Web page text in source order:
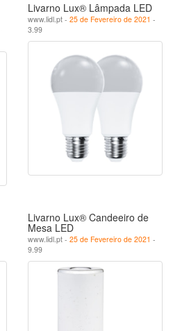
Livarno Lux® Lâmpada LED
www.lidl.pt - 25 de Fevereiro de 2021 -
3.99
Livarno Lux® Candeeiro de
Mesa LED
www.lidl.pt - 25 de Fevereiro de 2021 -
9.99